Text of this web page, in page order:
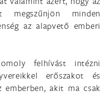
megszűnjön minden
az alapvető emberi
felhívást intézni
erőszakot és
emberben, akit ma csak